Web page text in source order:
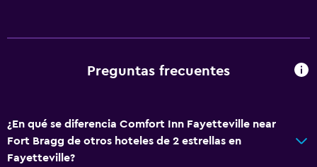
Cámaras CCTV en zonas comunes
Cámaras CCTV en el exterior
Preguntas frecuentes
¿En qué se diferencia Comfort Inn Fayetteville near
Fort Bragg de otros hoteles de 2 estrellas en
Fayetteville?